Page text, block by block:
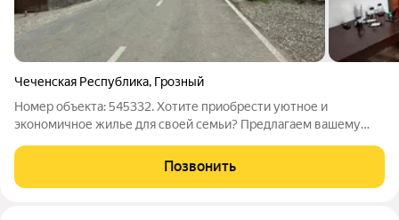
Чеченская Республика, Грозный
Номер объекта: 545332. Хотите приобрести уютное и
экономичное жилье для своей семьи? Предлагаем вашему
вариант для семей с детьми или пожилых родственников.
Данный дом обладает очень экономичным
Позвонить